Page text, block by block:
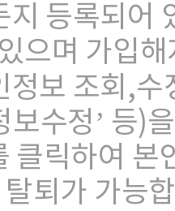
지 등록되어
으며 가입
정보 조회,
보수정’ 등)
클릭하여
퇴가 가능